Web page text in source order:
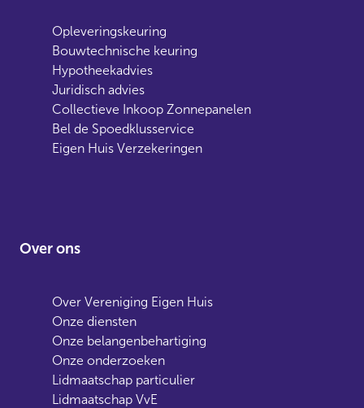
Opleveringskeuring
Bouwtechnische keuring
Hypotheekadvies
Juridisch advies
Collectieve Inkoop Zonnepanelen
Bel de Spoedklusservice
Eigen Huis Verzekeringen
Over ons
Over Vereniging Eigen Huis
Onze diensten
Onze belangenbehartiging
Onze onderzoeken
Lidmaatschap particulier
Lidmaatschap VvE